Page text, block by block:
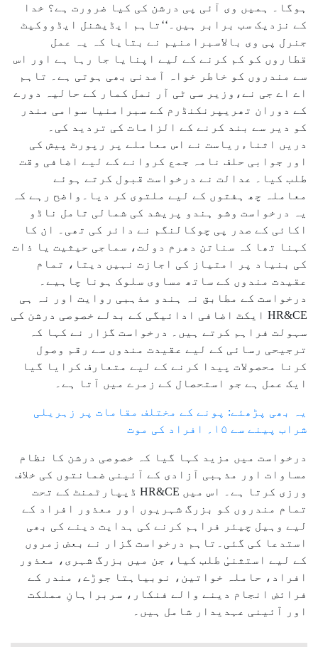
ہوگا۔ ہمیں وی آئی پی درشن کی کیا ضرورت ہے؟ خدا
کے نزدیک سب برابر ہیں۔‘‘تاہم ایڈیشنل ایڈووکیٹ
جنرل پی وی بالاسبرامنیم نے بتایا کہ یہ عمل
قطاروں کو کم کرنے کے لیے اپنایا جا رہا ہے اور اس
سے مندروں کو خاطر خواہ آمدنی بھی ہوتی ہے۔ تاہم
اے اے جی نے،وزیر سی ٹی آر نمل کمار کے حالیہ دورے
کے دوران تھریپرنکنڈرم کے سبرامنیا سوامی مندر
کو دیر سے بند کرنے کے الزامات کی تردید کی۔
دریں اثناءریاست نے اس معاملے پر رپورٹ پیش کی
اور جوابی حلف نامہ جمع کروانے کے لیے اضافی وقت
طلب کیا۔ عدالت نے درخواست قبول کرتے ہوئے
معاملہ چھ ہفتوں کے لیے ملتوی کر دیا۔واضح رہے کہ
یہ درخواست وشو ہندو پریشد کی شمالی تامل ناڈو
اکائی کے صدر پی چوکالنگم نے دائر کی تھی۔ ان کا
کہنا تھا کہ سناتن دھرم دولت، سماجی حیثیت یا ذات
کی بنیاد پر امتیاز کی اجازت نہیں دیتا، تمام
عقیدت مندوں کے ساتھ مساوی سلوک ہونا چاہیے۔
درخواست کے مطابق نہ ہندو مذہبی روایت اور نہ ہی
HR&CE ایکٹ اضافی ادائیگی کے بدلے خصوصی درشن کی
سہولت فراہم کرتے ہیں۔ درخواست گزار نے کہا کہ
ترجیحی رسائی کے لیے عقیدت مندوں سے رقم وصول
کرنا محصولات پیدا کرنے کے لیے متعارف کرایا گیا
ایک عمل ہے جو استحصال کے زمرے میں آتا ہے۔
یہ بھی پڑھئے: پونے کے مختلف مقامات پر زہریلی
شراب پینے سے ۱۵؍ افراد کی موت
درخواست میں مزید کہا گیا کہ خصوصی درشن کا نظام
مساوات اور مذہبی آزادی کے آئینی ضمانتوں کی خلاف
ورزی کرتا ہے۔ اس میں HR&CE ڈیپارٹمنٹ کے تحت
تمام مندروں کو بزرگ شہریوں اور معذور افراد کے
لیے وہیل چیئر فراہم کرنے کی ہدایت دینے کی بھی
استدعا کی گئی۔تاہم درخواست گزار نے بعض زمروں
کے لیے استثنیٰ طلب کیا، جن میں بزرگ شہری، معذور
افراد، حاملہ خواتین، نوبیاہتا جوڑے، مندر کے
فرائض انجام دینے والے فنکار، سربراہانِ مملکت
اور آئینی عہدیدار شامل ہیں۔